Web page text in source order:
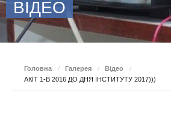
ВІДЕО
Головна / Галерея / Відео
/
АКІТ 1-В 2016 ДО ДНЯ ІНСТИТУТУ 2017)))